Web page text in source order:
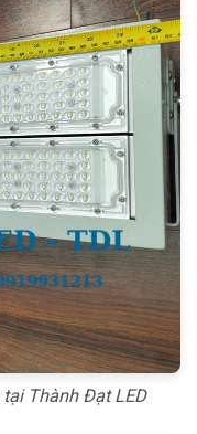
Thành Đạt LED